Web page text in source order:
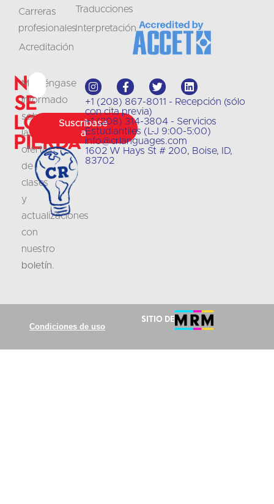
No
se
lo
pierda
Manténgase
informado
sobre
las
ofertas
de
clases
y
actualizaciones
con
nuestro
boletín.
Suscríbase
a
+1 (208) 867-8011 - Recepción (sólo
con cita previa)
+1 (208) 314-3804 - Servicios
Estudiantiles (L-J 9:00-5:00)
info@crlanguages.com
1602 W Hays St # 200, Boise, ID,
83702
Carreras
profesionales
Acreditación
Traducciones
Interpretación
Condiciones de uso
Sitio de